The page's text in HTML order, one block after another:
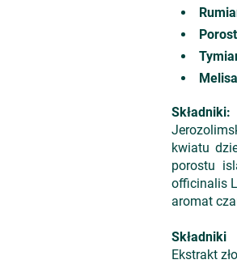
Składniki:
kwiatu
porostu
officinalis
aromat
Składniki
Ekstrakt